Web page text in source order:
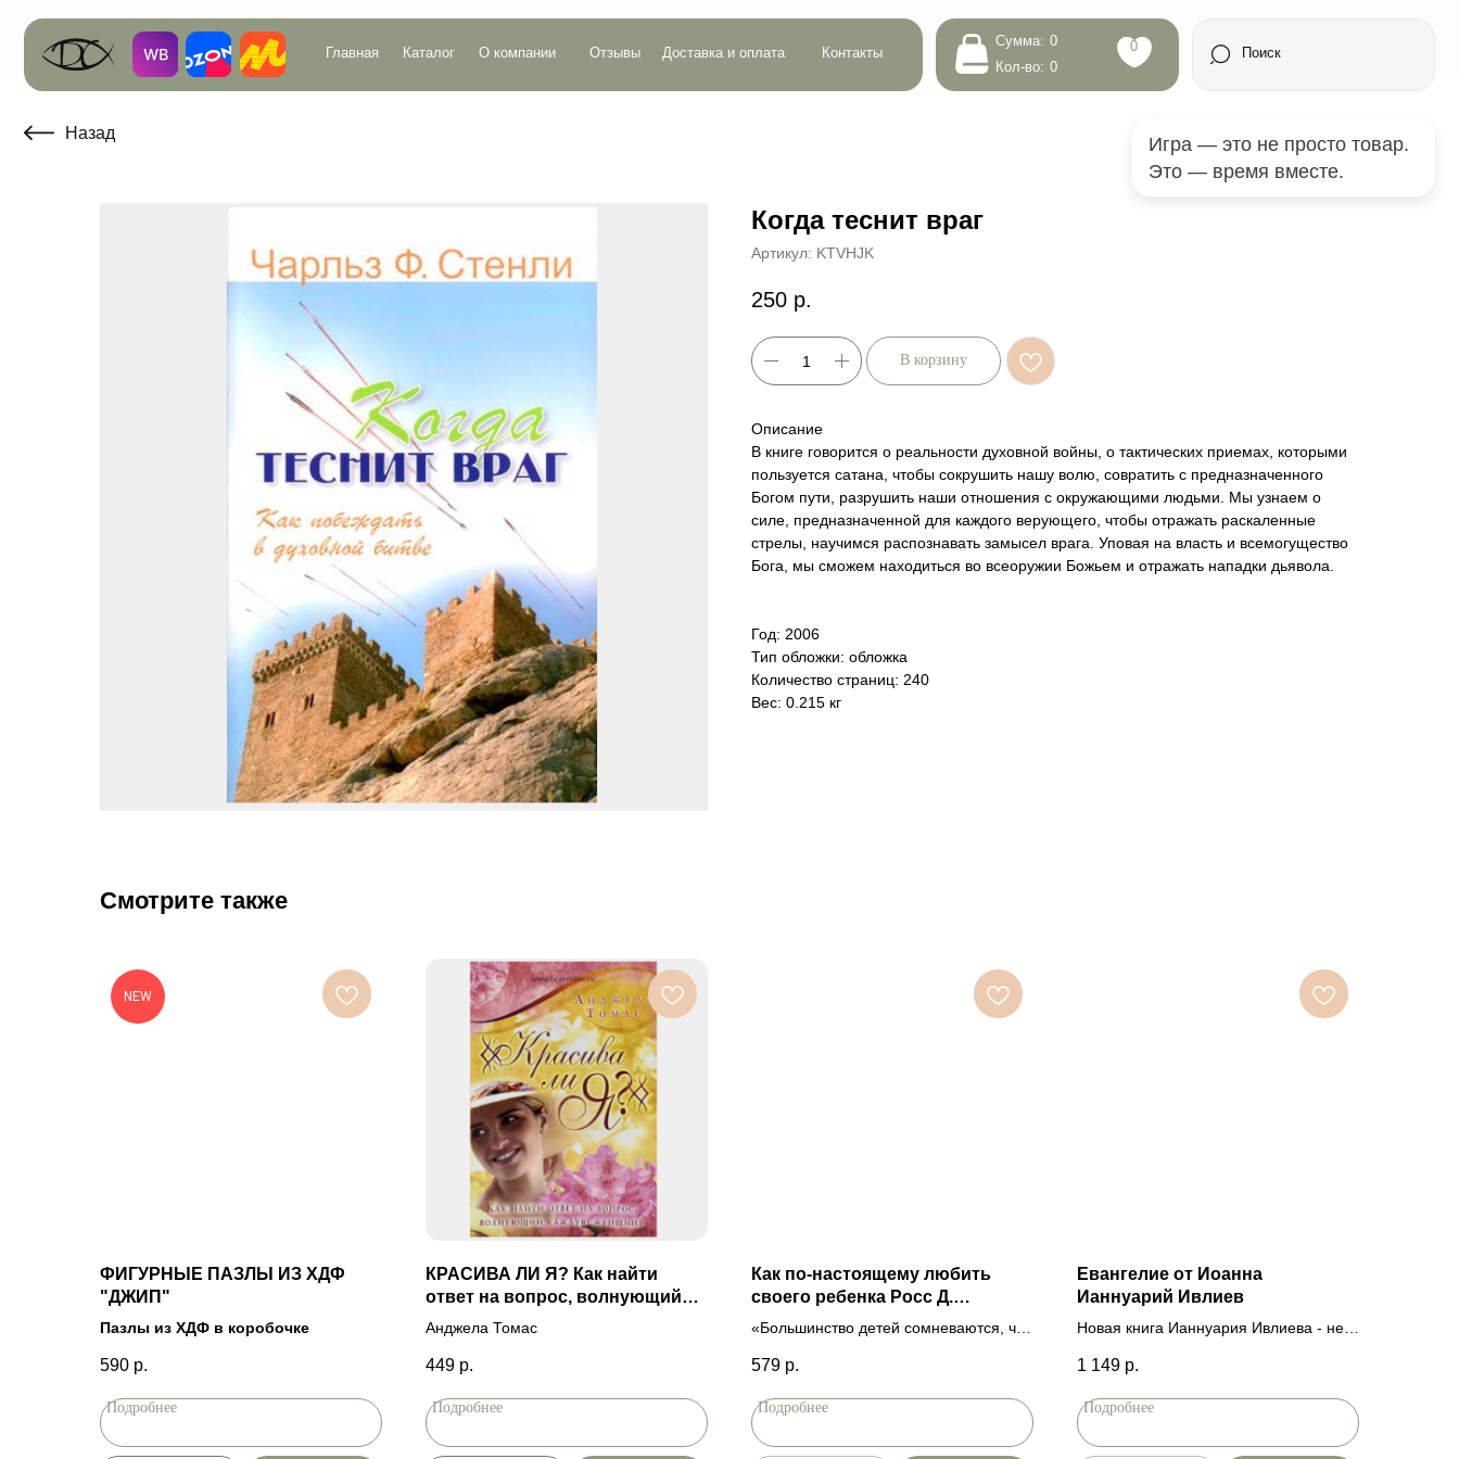
Контакты
0
Сумма:
Поиск
0
Доставка и оплата
Отзывы
О компании
Каталог
Главная
Это — время вместе.
Когда теснит враг
Артикул: KTVHJK
250 р.
В корзину
Описание
В книге говорится о реальности духовной войны, о тактических приемах, которыми
пользуется сатана, чтобы сокрушить нашу волю, совратить с предназначенного
Богом пути, разрушить наши отношения с окружающими людьми. Мы узнаем о
силе, предназначенной для каждого верующего, чтобы отражать раскаленные
стрелы, научимся распознавать замысел врага. Уповая на власть и всемогущество
Бога, мы сможем находиться во всеоружии Божьем и отражать нападки дьявола.
Год: 2006
Тип обложки: обложка
Количество страниц: 240
Вес: 0.215 кг
Смотрите также
NEW
ФИГУРНЫЕ ПАЗЛЫ ИЗ ХДФ
"ДЖИП"
Пазлы из ХДФ в коробочке
590 р.
Подробнее
КРАСИВА ЛИ Я? Как найти
ответ на вопрос, волнующий
каждую женщину.
Анджела Томас
449 р.
Подробнее
Как по-настоящему любить
своего ребенка Росс Д.
Кэмпбелл
«Большинство детей сомневаются, что
- утверждает доктор Росс Кэмпбелл,
известный психиатр, в течение долгих
лет специализировавшийся на работе
с маленькими детьми. . .Книга «Как по-
579 р.
Подробнее
Евангелие от Иоанна
Ианнуарий Ивлиев
Новая книга Ианнуария Ивлиева - не
комментарий, выстроенный по
единому цельному плану, а сборник
разных по жанру текстов,
посвященных Евангелию от Иоанна.
1 149 р.
Подробнее